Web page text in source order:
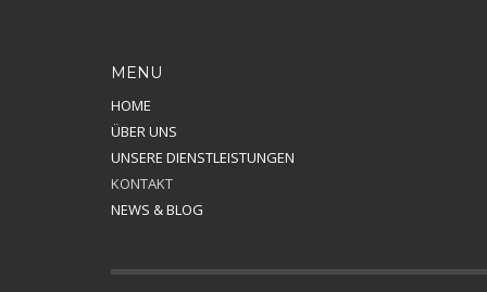
MENU
HOME
ÜBER UNS
UNSERE DIENSTLEISTUNGEN
KONTAKT
NEWS & BLOG